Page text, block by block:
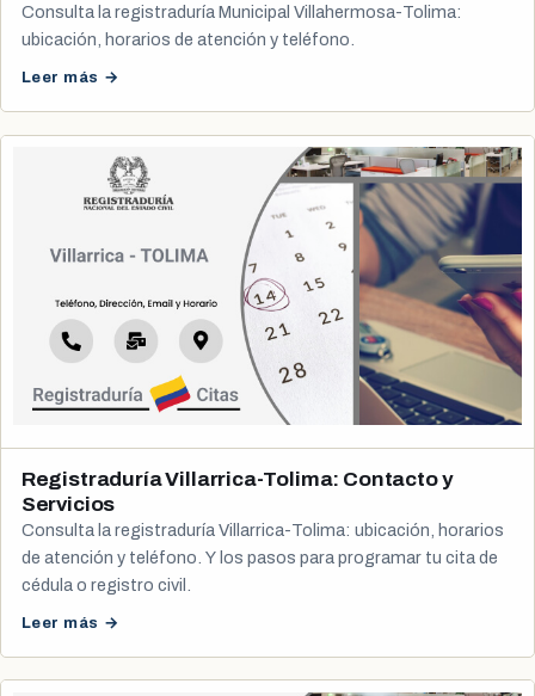
Consulta la registraduría Municipal Villahermosa-Tolima:
ubicación, horarios de atención y teléfono.
Leer más →
Registraduría Villarrica-Tolima: Contacto y
Servicios
Consulta la registraduría Villarrica-Tolima: ubicación, horarios
de atención y teléfono. Y los pasos para programar tu cita de
cédula o registro civil.
Leer más →